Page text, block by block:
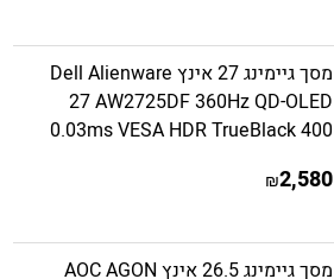
מסך גיימינג 27 אינץ Dell Alienware
27 AW2725DF 360Hz QD-OLED
0.03ms VESA HDR TrueBlack 400
2,580
₪
מסך גיימינג 26.5 אינץ AOC AGON